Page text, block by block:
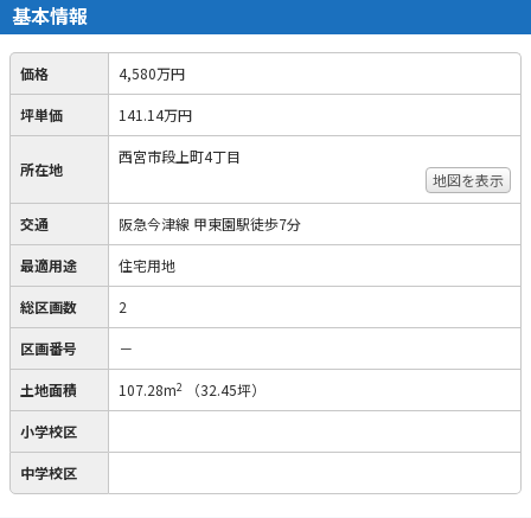
基本情報
価格 4,580万円
坪単価 141.14万円
所在地
西宮市段上町4丁目
地図を表示
交通 阪急今津線 甲東園駅徒歩7分
最適用途 住宅用地
総区画数 2
区画番号 －
土地面積 107.28m2 （32.45坪）
小学校区
中学校区